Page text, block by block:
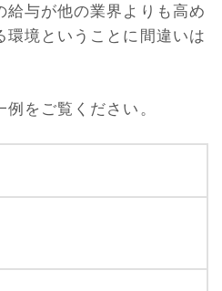
給与が他の業界よりも高め
環境ということに間違いは
をご覧ください。